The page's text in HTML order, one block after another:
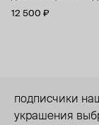
бронзы с родиевым
12 500 ₽
подписчики
украшения